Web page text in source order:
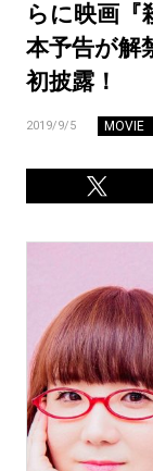
らに映画『
本予告が解
初披露！
2019/9/5 MOVIE